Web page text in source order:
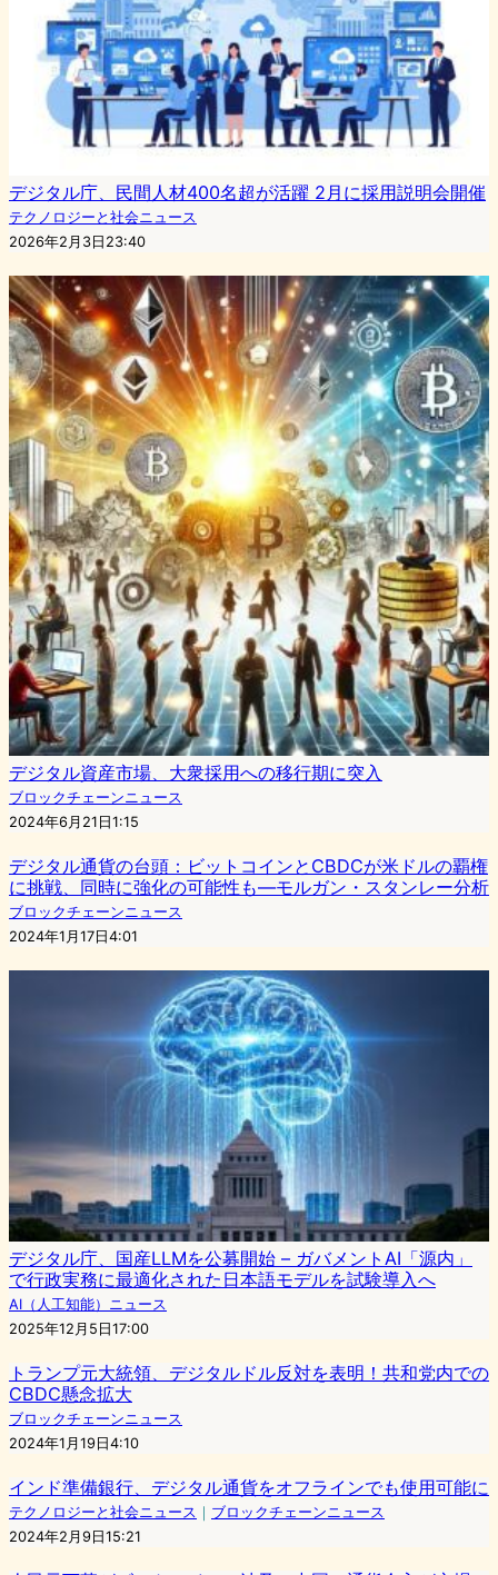
デジタル庁、民間人材400名超が活躍 2月に採用説明会開催
テクノロジーと社会ニュース
2026年2月3日23:40
デジタル資産市場、大衆採用への移行期に突入
ブロックチェーンニュース
2024年6月21日1:15
デジタル通貨の台頭：ビットコインとCBDCが米ドルの覇権
に挑戦、同時に強化の可能性も―モルガン・スタンレー分析
ブロックチェーンニュース
2024年1月17日4:01
デジタル庁、国産LLMを公募開始 – ガバメントAI「源内」
で行政実務に最適化された日本語モデルを試験導入へ
AI（人工知能）ニュース
2025年12月5日17:00
トランプ元大統領、デジタルドル反対を表明！共和党内での
CBDC懸念拡大
ブロックチェーンニュース
2024年1月19日4:10
インド準備銀行、デジタル通貨をオフラインでも使用可能に
テクノロジーと社会ニュース ｜ ブロックチェーンニュース
2024年2月9日15:21